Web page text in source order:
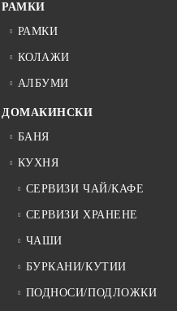
РАМКИ
РАМКИ
КОЛАЖИ
АЛБУМИ
ДОМАКИНСКИ
БАНЯ
КУХНЯ
СЕРВИЗИ ЧАЙ/КАФЕ
СЕРВИЗИ ХРАНЕНЕ
ЧАШИ
БУРКАНИ/КУТИИ
ПОДНОСИ/ПОДЛОЖКИ